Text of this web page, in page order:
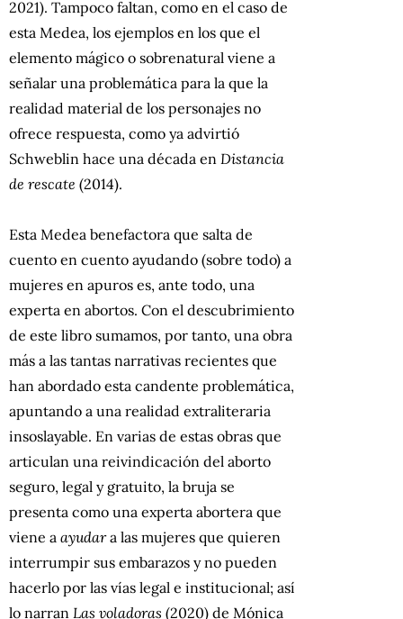
2021). Tampoco faltan, como en el caso de
esta Medea, los ejemplos en los que el
elemento mágico o sobrenatural viene a
señalar una problemática para la que la
realidad material de los personajes no
ofrece respuesta, como ya advirtió
Schweblin hace una década en Distancia
de rescate (2014).
Esta Medea benefactora que salta de
cuento en cuento ayudando (sobre todo) a
mujeres en apuros es, ante todo, una
experta en abortos. Con el descubrimiento
de este libro sumamos, por tanto, una obra
más a las tantas narrativas recientes que
han abordado esta candente problemática,
apuntando a una realidad extraliteraria
insoslayable. En varias de estas obras que
articulan una reivindicación del aborto
seguro, legal y gratuito, la bruja se
presenta como una experta abortera que
viene a ayudara las mujeres que quieren
interrumpir sus embarazos y no pueden
hacerlo por las vías legal e institucional; así
lo narran Las voladoras (2020) de Mónica